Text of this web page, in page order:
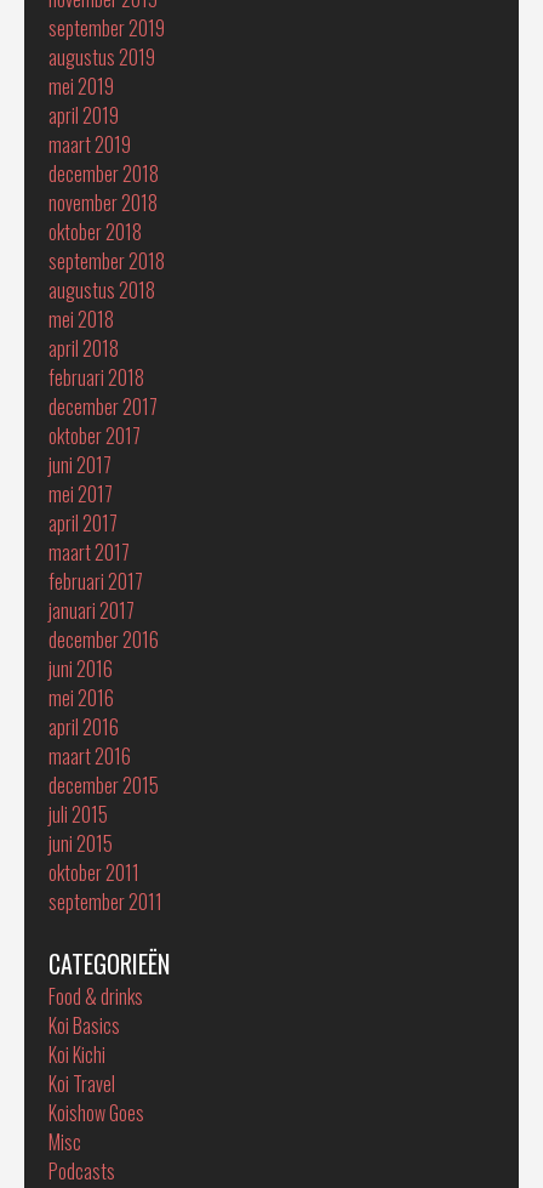
september 2019
augustus 2019
mei 2019
april 2019
maart 2019
december 2018
november 2018
oktober 2018
september 2018
augustus 2018
mei 2018
april 2018
februari 2018
december 2017
oktober 2017
juni 2017
mei 2017
april 2017
maart 2017
februari 2017
januari 2017
december 2016
juni 2016
mei 2016
april 2016
maart 2016
december 2015
juli 2015
juni 2015
oktober 2011
september 2011
CATEGORIEËN
Food & drinks
Koi Basics
Koi Kichi
Koi Travel
Koishow Goes
Misc
Podcasts